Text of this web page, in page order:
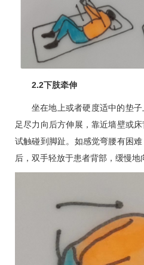
2.2下肢牵伸
坐在地上或者硬度适中的垫
足尽力向后方伸展，靠近墙壁或
试触碰到脚趾。如感觉弯腰有困
后，双手轻放于患者背部，缓慢地